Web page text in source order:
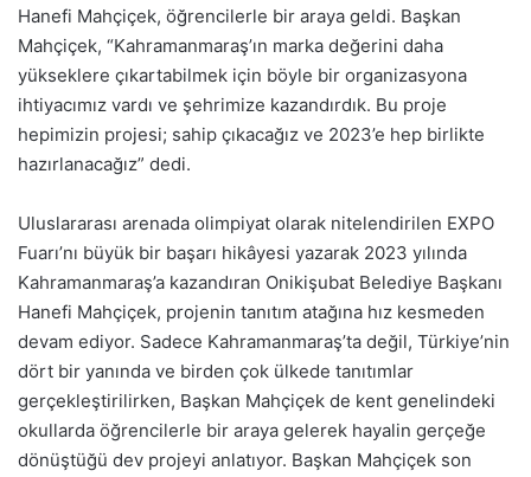
Hanefi Mahçiçek, öğrencilerle bir araya geldi. Başkan
Mahçiçek, “Kahramanmaraş’ın marka değerini daha
yükseklere çıkartabilmek için böyle bir organizasyona
ihtiyacımız vardı ve şehrimize kazandırdık. Bu proje
hepimizin projesi; sahip çıkacağız ve 2023’e hep birlikte
hazırlanacağız” dedi.
Uluslararası arenada olimpiyat olarak nitelendirilen EXPO
Fuarı’nı büyük bir başarı hikâyesi yazarak 2023 yılında
Kahramanmaraş’a kazandıran Onikişubat Belediye Başkanı
Hanefi Mahçiçek, projenin tanıtım atağına hız kesmeden
devam ediyor. Sadece Kahramanmaraş’ta değil, Türkiye’nin
dört bir yanında ve birden çok ülkede tanıtımlar
gerçekleştirilirken, Başkan Mahçiçek de kent genelindeki
okullarda öğrencilerle bir araya gelerek hayalin gerçeğe
dönüştüğü dev projeyi anlatıyor. Başkan Mahçiçek son